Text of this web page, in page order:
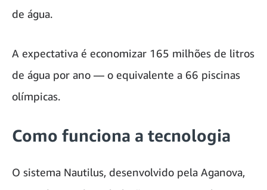
de água.
A expectativa é economizar 165 milhões de litros
de água por ano — o equivalente a 66 piscinas
olímpicas.
Como funciona a tecnologia
O sistema Nautilus, desenvolvido pela Aganova,